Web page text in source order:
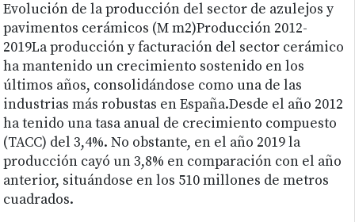
Evolución de la producción del sector de azulejos y
pavimentos cerámicos (M m2)Producción 2012-
2019La producción y facturación del sector cerámico
ha mantenido un crecimiento sostenido en los
últimos años, consolidándose como una de las
industrias más robustas en España.Desde el año 2012
ha tenido una tasa anual de crecimiento compuesto
(TACC) del 3,4%. No obstante, en el año 2019 la
producción cayó un 3,8% en comparación con el año
anterior, situándose en los 510 millones de metros
cuadrados.